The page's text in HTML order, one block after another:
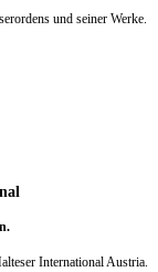
und seiner Werke.
International Austria.